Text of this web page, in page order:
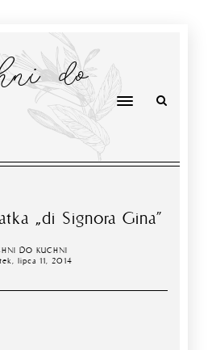
do
„di Signora Gina”
DO KUCHNI
lipca 11, 2014